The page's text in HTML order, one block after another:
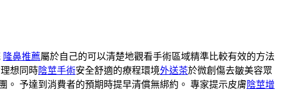
隆鼻推薦屬於自己的可以清楚地觀看手術區域精準比較有效的方法
想同時陰莖手術安全舒適的療程環境外送茶於微創傷去皺美容眾
。 予達到消費者的預期時提早清償無綁約。 專家提示皮膚 陰莖增